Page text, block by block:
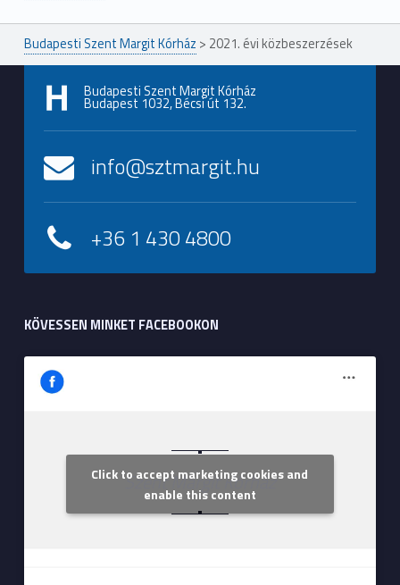
Ugrás a főmenühöz
Budapesti Szent Margit Kórház > 2021. évi közbeszerzések
Budapesti Szent Margit Kórház
Budapest 1032, Bécsi út 132.
info@sztmargit.hu
+36 1 430 4800
KÖVESSEN MINKET FACEBOOKON
Szent Margit Kórház
Click to accept marketing cookies and
enable this content